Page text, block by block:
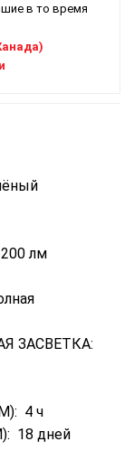
в то время
лм
ЗАСВЕТКА:
4 ч
18 дней